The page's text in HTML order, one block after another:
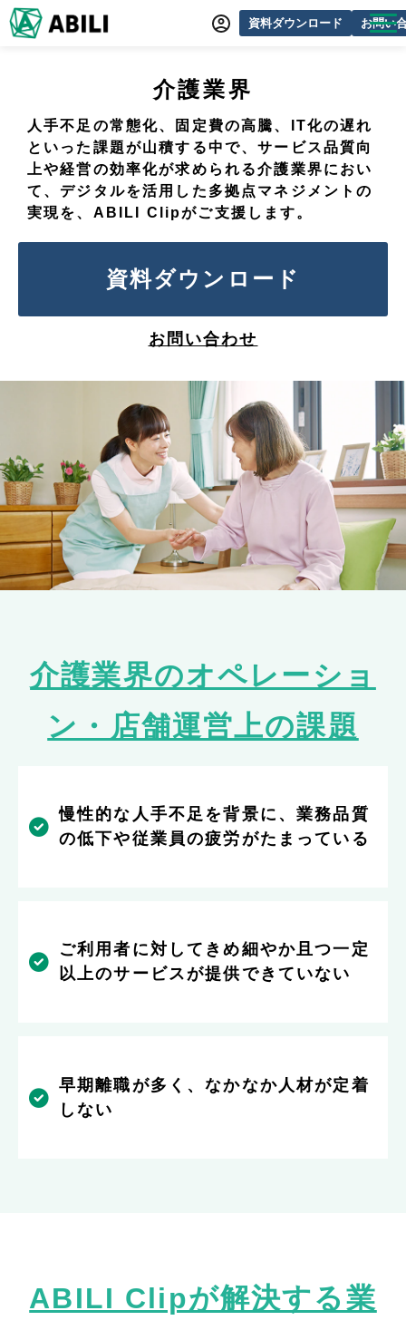
資料ダウンロード お問い
サービス一覧
オンラインデモ
導入事例
動画制作事例
セミナー・イベント情報
できるをふやす研究所
よくあるご質問
介護業界
人手不足の常態化、固定費の高騰、
IT化の遅れ
といった課題が山積する中で、サービス品質向
上や経営の効率化が求められる介護業界におい
て、デジタルを活用した多拠点マネジメントの
実現を、 ABILI Clipがご支援します。
資料ダウンロード
お問い合わせ
介護業界のオペレーショ
ン・店舗運営上の課題
慢性的な人手不足を背景に、業務品質
の低下や従業員の疲労がたまっている
ご利用者に対してきめ細やか且つ一定
以上のサービスが提供できていない
早期離職が多く、なかなか人材が定着
しない
ABILI Clipが解決する業